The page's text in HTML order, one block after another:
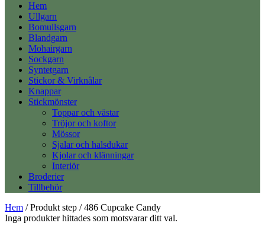
Hem
Ullgarn
Bomullsgarn
Blandgarn
Mohairgarn
Sockgarn
Syntetgarn
Stickor & Virknålar
Knappar
Stickmönster
Toppar och västar
Tröjor och koftor
Mössor
Sjalar och halsdukar
Kjolar och klänningar
Interiör
Broderier
Tillbehör
Hem / Produkt step / 486 Cupcake Candy
Inga produkter hittades som motsvarar ditt val.